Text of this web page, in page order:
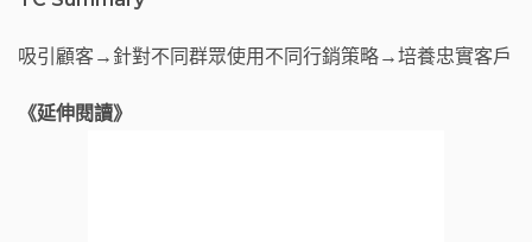
吸引顧客→針對不同群眾使用不同行銷策略→培養忠實客戶
《延伸閱讀》